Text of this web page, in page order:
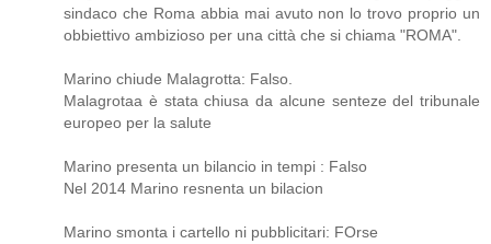
sindaco che Roma abbia mai avuto non lo trovo proprio un
obbiettivo ambizioso per una città che si chiama "ROMA".
Marino chiude Malagrotta: Falso.
Malagrotaa è stata chiusa da alcune senteze del tribunale
europeo per la salute
Marino presenta un bilancio in tempi : Falso
Nel 2014 Marino resnenta un bilacion
Marino smonta i cartello ni pubblicitari: FOrse